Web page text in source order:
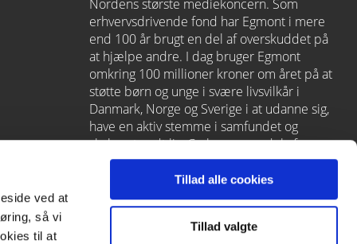
ved at
så vi
til at
Tillad alle cookies
Tillad valgte
Nordens største mediekoncern. Som
erhvervsdrivende fond har Egmont i mere
end 100 år brugt en del af overskuddet på
at hjælpe andre. I dag bruger Egmont
omkring 100 millioner kroner om året på at
støtte børn og unge i svære livsvilkår i
Danmark, Norge og Sverige i at udanne sig,
have en aktiv stemme i samfundet og
skabe et godt liv. Carlsen er en del af
Egmont viaLindhardt og Ringhof, som
også rummer L&R Uddannelse – et af
Danmarks førende læringshuse med
Alinea,GoTutor(herunder iNorge),
moxis.